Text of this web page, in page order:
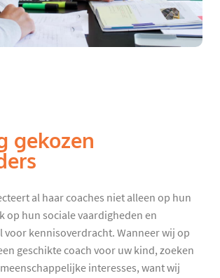
gekozen
al haar coaches niet alleen op hun
op hun sociale vaardigheden en
voor kennisoverdracht. Wanneer wij op
geschikte coach voor uw kind, zoeken
interesses, want wij